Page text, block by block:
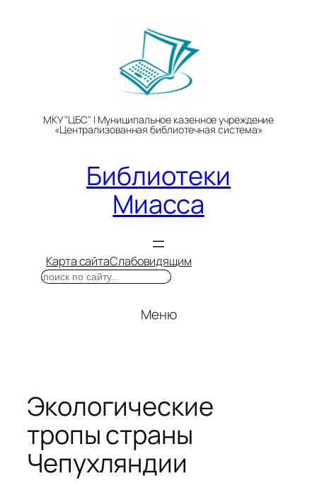
МКУ "ЦБС" | Муниципальное казенное учреждение
«Централизованная библиотечная система»
Библиотеки
Миасса
Карта сайтаСлабовидящим
Поиск
Меню
Экологические
тропы страны
Чепухляндии